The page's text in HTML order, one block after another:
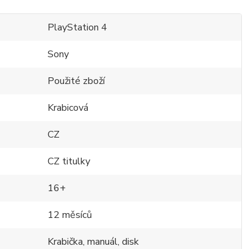
PlayStation 4
Sony
Použité zboží
Krabicová
CZ
CZ titulky
16+
12 měsíců
Krabička, manuál, disk